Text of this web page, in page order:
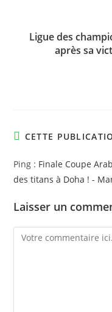
Ligue des
après sa
CETTE
Ping : Finale Coupe
des titans à Doha ! -
Laisser un
Comment